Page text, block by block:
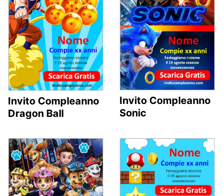
Invito Compleanno
Dragon Ball
Invito Compleanno
Sonic